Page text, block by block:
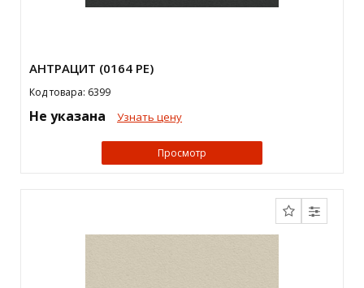
АНТРАЦИТ (0164 PE)
Код товара: 6399
Не указана Узнать цену
Просмотр